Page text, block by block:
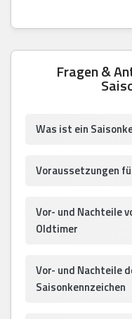
Fragen &
Was ist ein
Voraussetzungen
Vor- und Nachteile
Oldtimer
Vor- und Nachteile
Saisonkennzeichen